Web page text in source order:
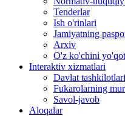
Tenderlar
Ish o'rinlari
Jamiyatning
Arxiv
O'z ko'chini
Interaktiv xizmatlari
Davlat
Fukarolarning
Savol-javob
Aloqalar